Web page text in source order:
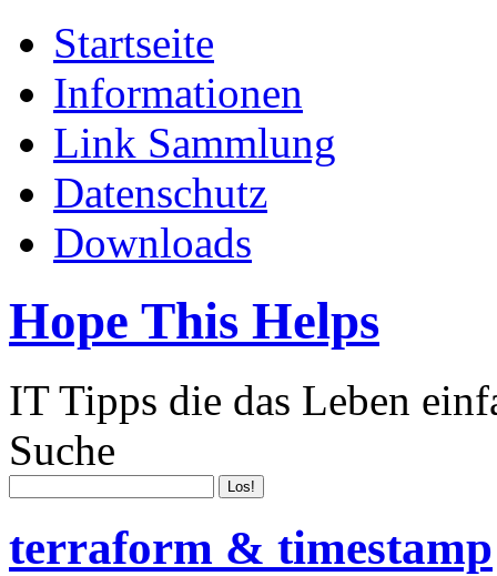
Startseite
Informationen
Link Sammlung
Datenschutz
Downloads
Hope This Helps
IT Tipps die das Leben
Suche
terraform & timestamp